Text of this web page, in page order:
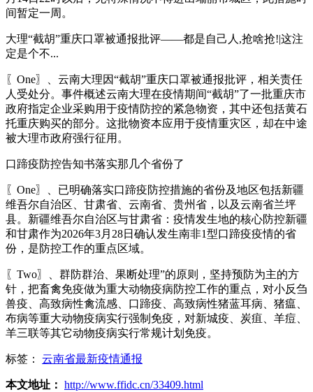
间暂定一周。
大理“截胡”重庆口罩被通报批评——都是自己人,抢啥抢!|这注
定是个不...
〖One〗、云南大理因“截胡”重庆口罩被通报批评，相关责任
人受处分。事件概述云南大理在疫情期间“截胡”了一批重庆市
政府指定企业采购用于疫情防控的紧急物资，其中还包括黄石
托重庆购买的部分。这批物资本应用于疫情重灾区，却在中途
被大理市政府强行征用。
口蹄疫防控告知书落实那几个省份了
〖One〗、已明确落实口蹄疫防控措施的省份及地区包括新疆
维吾尔自治区、甘肃省、云南省、贵州省，以及云南省兰坪
县。新疆维吾尔自治区与甘肃省：疫情发生地的核心防控新疆
和甘肃作为2026年3月28日确认发生南非1型口蹄疫疫情的省
份，是防控工作的重点区域。
〖Two〗、群防群治、果断处理”的原则，坚持预防为主的方
针，把畜禽免疫做为重大动物疫病防控工作的重点，对小反刍
兽疫、高致病性禽流感、口蹄疫、高致病性猪蓝耳病、猪瘟、
布病等重大动物疫病实行强制免疫，对新城疫、炭疽、羊痘、
羊三联等其它动物疫病实行常规计划免疫。
标签： 云南省最新疫情通报
本文地址： http://www.ffidc.cn/33409.html